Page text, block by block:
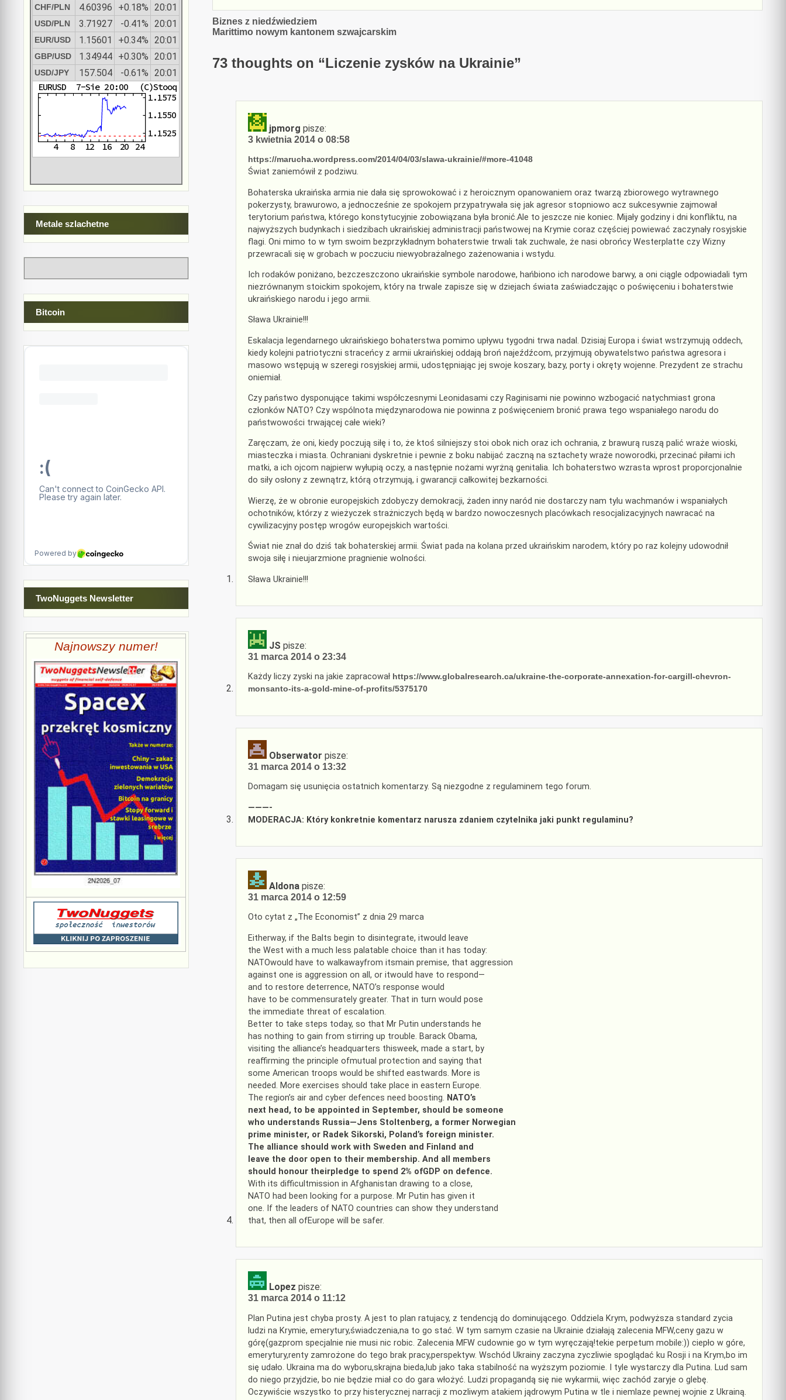
Nawigacja
wpisu
Biznes z niedźwiedziem
Marittimo nowym kantonem szwajcarskim
73 thoughts on “Liczenie zysków na Ukrainie”
jpmorg pisze:
3 kwietnia 2014 o 08:58
https://marucha.wordpress.com/2014/04/03/slawa-ukrainie/#more-41048
Świat zaniemówił z podziwu.
Bohaterska ukraińska armia nie dała się sprowokować i z heroicznym opanowaniem oraz twarzą zbiorowego wytrawnego
pokerzysty, brawurowo, a jednocześnie ze spokojem przypatrywała się jak agresor stopniowo acz sukcesywnie zajmował
terytorium państwa, którego konstytucyjnie zobowiązana była bronić.Ale to jeszcze nie koniec. Mijały godziny i dni konfliktu, na
najwyższych budynkach i siedzibach ukraińskiej administracji państwowej na Krymie coraz częściej powiewać zaczynały rosyjskie
flagi. Oni mimo to w tym swoim bezprzykładnym bohaterstwie trwali tak zuchwale, że nasi obrońcy Westerplatte czy Wizny
przewracali się w grobach w poczuciu niewyobrażalnego zażenowania i wstydu.
Ich rodaków poniżano, bezczeszczono ukraińskie symbole narodowe, hańbiono ich narodowe barwy, a oni ciągle odpowiadali tym
niezrównanym stoickim spokojem, który na trwale zapisze się w dziejach świata zaświadczając o poświęceniu i bohaterstwie
ukraińskiego narodu i jego armii.
Sława Ukrainie!!!
Eskalacja legendarnego ukraińskiego bohaterstwa pomimo upływu tygodni trwa nadal. Dzisiaj Europa i świat wstrzymują oddech,
kiedy kolejni patriotyczni straceńcy z armii ukraińskiej oddają broń najeźdźcom, przyjmują obywatelstwo państwa agresora i
masowo wstępują w szeregi rosyjskiej armii, udostępniając jej swoje koszary, bazy, porty i okręty wojenne. Prezydent ze strachu
oniemiał.
Czy państwo dysponujące takimi współczesnymi Leonidasami czy Raginisami nie powinno wzbogacić natychmiast grona
członków NATO? Czy wspólnota międzynarodowa nie powinna z poświęceniem bronić prawa tego wspaniałego narodu do
państwowości trwającej całe wieki?
Zaręczam, że oni, kiedy poczują siłę i to, że ktoś silniejszy stoi obok nich oraz ich ochrania, z brawurą ruszą palić wraże wioski,
miasteczka i miasta. Ochraniani dyskretnie i pewnie z boku nabijać zaczną na sztachety wraże noworodki, przecinać piłami ich
matki, a ich ojcom najpierw wyłupią oczy, a następnie nożami wyrżną genitalia. Ich bohaterstwo wzrasta wprost proporcjonalnie
do siły osłony z zewnątrz, którą otrzymują, i gwarancji całkowitej bezkarności.
Wierzę, że w obronie europejskich zdobyczy demokracji, żaden inny naród nie dostarczy nam tylu wachmanów i wspaniałych
ochotników, którzy z wieżyczek strażniczych będą w bardzo nowoczesnych placówkach resocjalizacyjnych nawracać na
cywilizacyjny postęp wrogów europejskich wartości.
Świat nie znał do dziś tak bohaterskiej armii. Świat pada na kolana przed ukraińskim narodem, który po raz kolejny udowodnił
swoja siłę i nieujarzmione pragnienie wolności.
Sława Ukrainie!!!
JS pisze:
31 marca 2014 o 23:34
Każdy liczy zyski na jakie zapracował https://www.globalresearch.ca/ukraine-the-corporate-annexation-for-cargill-chevron-
monsanto-its-a-gold-mine-of-profits/5375170
Obserwator pisze:
31 marca 2014 o 13:32
Domagam się usunięcia ostatnich komentarzy. Są niezgodne z regulaminem tego forum.
———-
MODERACJA: Który konkretnie komentarz narusza zdaniem czytelnika jaki punkt regulaminu?
Aldona pisze:
31 marca 2014 o 12:59
Oto cytat z „The Economist” z dnia 29 marca
Eitherway, if the Balts begin to disintegrate, itwould leave
the West with a much less palatable choice than it has today:
NATOwould have to walkawayfrom itsmain premise, that aggression
against one is aggression on all, or itwould have to respond—
and to restore deterrence, NATO’s response would
have to be commensurately greater. That in turn would pose
the immediate threat of escalation.
Better to take steps today, so that Mr Putin understands he
has nothing to gain from stirring up trouble. Barack Obama,
visiting the alliance’s headquarters thisweek, made a start, by
reaffirming the principle ofmutual protection and saying that
some American troops would be shifted eastwards. More is
needed. More exercises should take place in eastern Europe.
The region’s air and cyber defences need boosting. NATO’s
next head, to be appointed in September, should be someone
who understands Russia—Jens Stoltenberg, a former Norwegian
prime minister, or Radek Sikorski, Poland’s foreign minister.
The alliance should work with Sweden and Finland and
leave the door open to their membership. And all members
should honour theirpledge to spend 2% ofGDP on defence.
With its difficultmission in Afghanistan drawing to a close,
NATO had been looking for a purpose. Mr Putin has given it
one. If the leaders of NATO countries can show they understand
that, then all ofEurope will be safer.
Lopez pisze:
31 marca 2014 o 11:12
Plan Putina jest chyba prosty. A jest to plan ratujacy, z tendencją do dominującego. Oddziela Krym, podwyższa standard zycia
ludzi na Krymie, emerytury,świadczenia,na to go stać. W tym samym czasie na Ukrainie działają zalecenia MFW,ceny gazu w
górę(gazprom specjalnie nie musi nic robic. Zalecenia MFW cudownie go w tym wyręczają!tekie perpetum mobile:)) ciepło w góre,
emerytury,renty zamrożone do tego brak pracy,perspektyw. Wschód Ukrainy zaczyna zyczliwie spoglądać ku Rosji i na Krym,bo im
się udało. Ukraina ma do wyboru,skrajna bieda,lub jako taka stabilność na wyższym poziomie. I tyle wystarczy dla Putina. Lud sam
do niego przyjdzie, bo nie będzie miał co do gara włożyć. Ludzi propagandą się nie wykarmii, więc zachód zaryje o glebę.
Oczywiście wszystko to przy histerycznej narracji z mozliwym atakiem jądrowym Putina w tle i niemlaze pewnej wojnie z Ukrainą.
CHF/PLN 4.60396 +0.18% 20:01
USD/PLN 3.71927 -0.41% 20:01
EUR/USD 1.15601 +0.34% 20:01
GBP/USD 1.34944 +0.30% 20:01
USD/JPY 157.504 -0.61% 20:01
Metale szlachetne
Bitcoin
TwoNuggets Newsletter
Najnowszy numer!